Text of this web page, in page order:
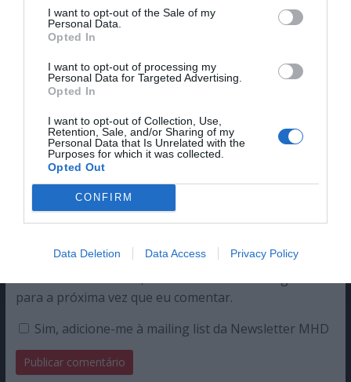
I want to opt-out of the Sale of my
Personal Data.
Opted In
I want to opt-out of processing my
Personal Data for Targeted Advertising.
Opted In
I want to opt-out of Collection, Use,
Retention, Sale, and/or Sharing of my
Personal Data that Is Unrelated with the
Purposes for which it was collected.
Opted Out
CONFIRM
Data Deletion Data Access Privacy Policy
Comentário*
Nome
para a próxima vez que eu comentar.
Sim, adicione-me à mailing list da Newsletter MHD